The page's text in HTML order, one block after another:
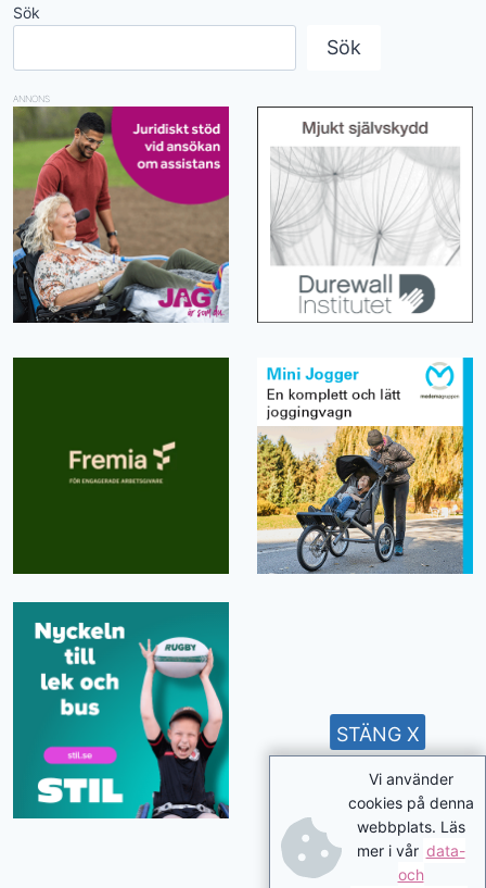
Sök
Sök
ANNONS
Vi använder
cookies på denna
webbplats. Läs
mer i vår data-
och
STÄNG X